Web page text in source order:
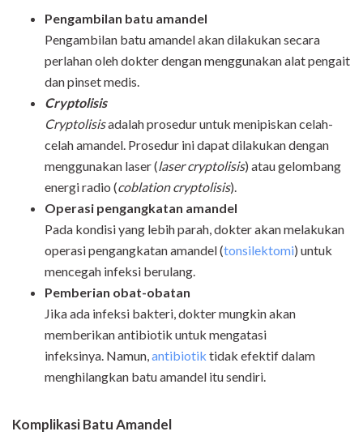
Pengambilan batu amandel
Pengambilan batu amandel akan dilakukan secara
perlahan oleh dokter dengan menggunakan alat pengait
dan pinset medis.
Cryptolisis
Cryptolisisadalah prosedur untuk menipiskan celah-
celah amandel. Prosedur ini dapat dilakukan dengan
menggunakan laser (laser cryptolisis) atau gelombang
energi radio (coblation cryptolisis).
Operasi pengangkatan amandel
Pada kondisi yang lebih parah, dokter akan melakukan
operasi pengangkatan amandel (tonsilektomi) untuk
mencegah infeksi berulang.
Pemberian obat-obatan
Jika ada infeksi bakteri, dokter mungkin akan
memberikan antibiotik untuk mengatasi
infeksinya. Namun,antibiotik tidak efektif dalam
menghilangkan batu amandel itu sendiri.
Komplikasi Batu Amandel